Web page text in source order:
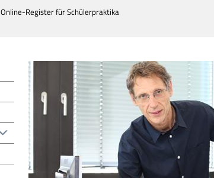
Online-Register für Schülerpraktika